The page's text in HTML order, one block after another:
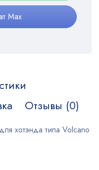
Max
Отзывы (0)
хотэнда типа Volcano